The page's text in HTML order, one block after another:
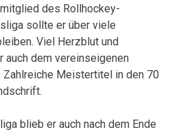
des Rollhockey-
sollte er über viele
Viel Herzblut und
auch dem vereinseigenen
Zahlreiche Meistertitel in den 70
blieb er auch nach dem Ende